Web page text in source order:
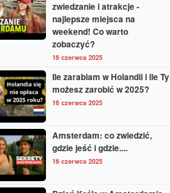
zwiedzanie i atrakcje -
najlepsze miejsca na
weekend! Co warto
zobaczyć?
16 czerwca 2025
Ile zarabiam w Holandii i ile Ty
możesz zarobić w 2025?
16 czerwca 2025
Amsterdam: co zwiedzić,
gdzie jeść i gdzie....
16 czerwca 2025